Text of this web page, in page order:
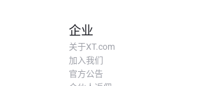
企业
关于XT.com
加入我们
官方公告